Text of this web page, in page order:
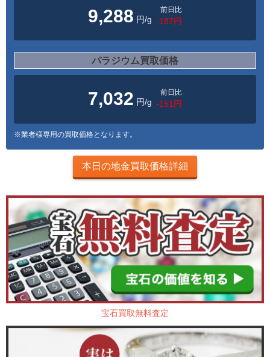
9,288 円/g
前日比
-187円
パラジウム買取価格
7,032 円/g
前日比
-151円
※業者様専用の買取価格となります。
本日の地金買取価格詳細
宝石買取無料査定